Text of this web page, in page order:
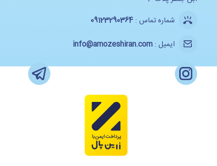
شماره تماس :09123290364
ایمیل :info@amozeshiran.com